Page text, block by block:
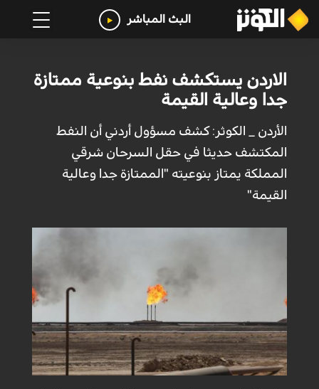
البث المباشر
الاردن يستكشف نفط بنوعية ممتازة
جدا وعالية القيمة
الأردن _ الكوثر: كشف مسؤول أردني أن النفط
المكتشف حديثا في حقل السرحان شرقي
المملكة يمتاز بنوعيته "الممتازة جدا وعالية
القيمة"